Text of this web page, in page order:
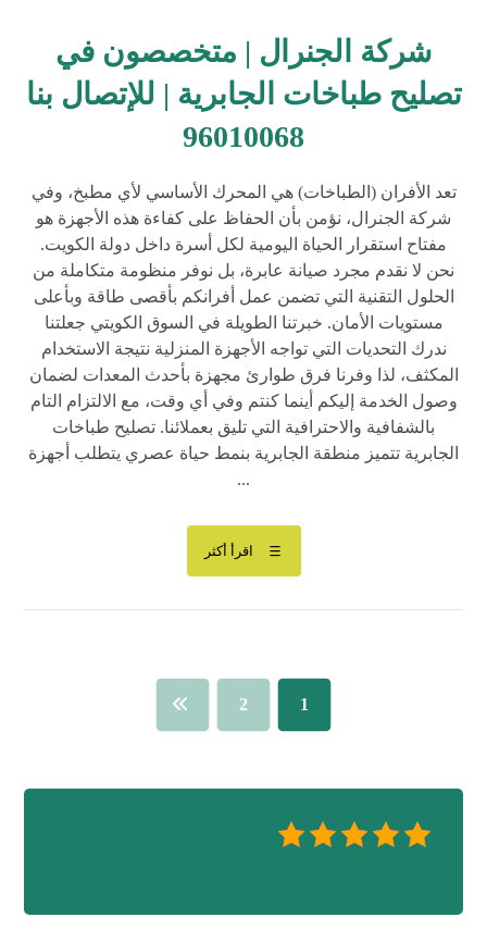
شركة الجنرال | متخصصون في
تصليح طباخات الجابرية | للإتصال بنا
96010068
تعد الأفران (الطباخات) هي المحرك الأساسي لأي مطبخ، وفي
شركة الجنرال، نؤمن بأن الحفاظ على كفاءة هذه الأجهزة هو
مفتاح استقرار الحياة اليومية لكل أسرة داخل دولة الكويت.
نحن لا نقدم مجرد صيانة عابرة، بل نوفر منظومة متكاملة من
الحلول التقنية التي تضمن عمل أفرانكم بأقصى طاقة وبأعلى
مستويات الأمان. خبرتنا الطويلة في السوق الكويتي جعلتنا
ندرك التحديات التي تواجه الأجهزة المنزلية نتيجة الاستخدام
المكثف، لذا وفرنا فرق طوارئ مجهزة بأحدث المعدات لضمان
وصول الخدمة إليكم أينما كنتم وفي أي وقت، مع الالتزام التام
بالشفافية والاحترافية التي تليق بعملائنا. تصليح طباخات
الجابرية تتميز منطقة الجابرية بنمط حياة عصري يتطلب أجهزة
...
اقرأ أكثر
1
2